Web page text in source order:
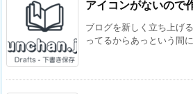
アイコンがないので
ブログを新しく立ち上げ
ってるからあっという間